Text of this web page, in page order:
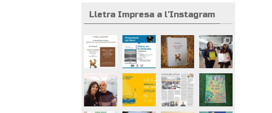
Lletra Impresa a l’Instagram